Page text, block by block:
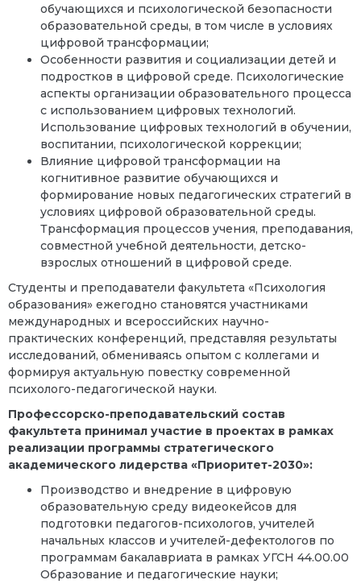
обучающихся и психологической безопасности
образовательной среды, в том числе в условиях
цифровой трансформации;
Особенности развития и социализации детей и
подростков в цифровой среде. Психологические
аспекты организации образовательного процесса
с использованием цифровых технологий.
Использование цифровых технологий в обучении,
воспитании, психологической коррекции;
Влияние цифровой трансформации на
когнитивное развитие обучающихся и
формирование новых педагогических стратегий в
условиях цифровой образовательной среды.
Трансформация процессов учения, преподавания,
совместной учебной деятельности, детско-
взрослых отношений в цифровой среде.
Студенты и преподаватели факультета «Психология
образования» ежегодно становятся участниками
международных и всероссийских научно-
практических конференций, представляя результаты
исследований, обмениваясь опытом с коллегами и
формируя актуальную повестку современной
психолого-педагогической науки.
Профессорско-преподавательский состав
факультета принимал участие в проектах в рамках
реализации программы стратегического
академического лидерства «Приоритет-2030»:
Производство и внедрение в цифровую
образовательную среду видеокейсов для
подготовки педагогов-психологов, учителей
начальных классов и учителей-дефектологов по
программам бакалавриата в рамках УГСН 44.00.00
Образование и педагогические науки;